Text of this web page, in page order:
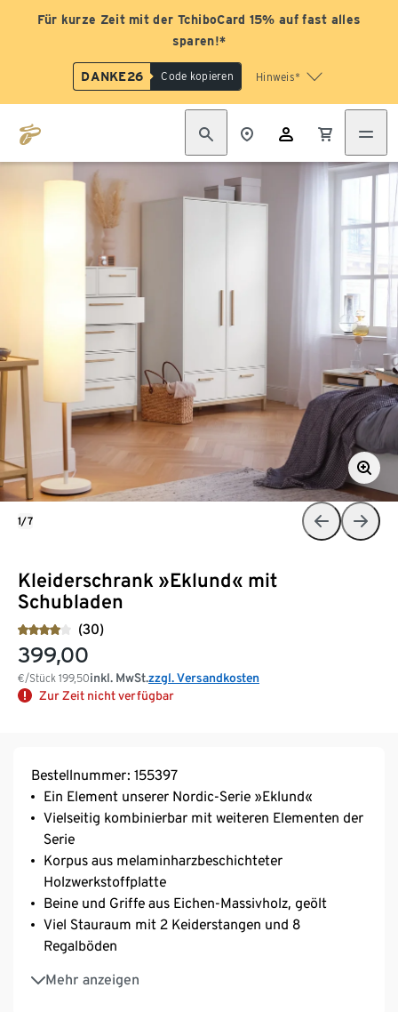
Für kurze Zeit mit der TchiboCard 15% auf fast alles
sparen!*
DANKE26 Code kopieren Hinweis*
Kleiderschrank »Eklund« mit
Schubladen
(30)
399,00
€/Stück 199,50inkl. MwSt.zzgl. Versandkosten
Zur Zeit nicht verfügbar
1/7
Bestellnummer: 155397
Ein Element unserer Nordic-Serie »Eklund«
Vielseitig kombinierbar mit weiteren Elementen der
Serie
Korpus aus melaminharzbeschichteter
Holzwerkstoffplatte
Beine und Griffe aus Eichen-Massivholz, geölt
Viel Stauraum mit 2 Keiderstangen und 8
Regalböden
Mehr anzeigen
Kleiderstange aus pulverbeschichtetem Metall in